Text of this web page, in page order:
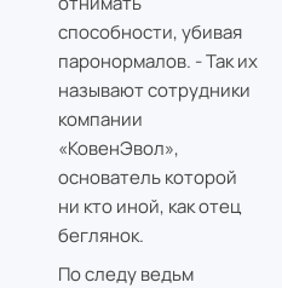
способности, убивая
паронормалов. - Так их
называют сотрудники
компании
«КовенЭвол»,
основатель которой
ни кто иной, как отец
беглянок.
По следу ведьм